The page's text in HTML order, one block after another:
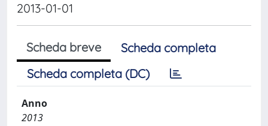
2013-01-01
Scheda breve
Scheda completa
Scheda completa (DC)
Anno
2013